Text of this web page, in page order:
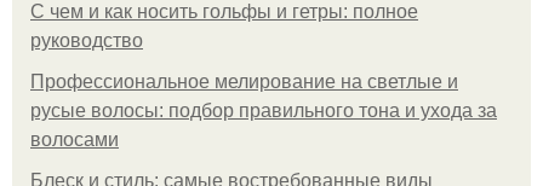
С чем и как носить гольфы и гетры: полное
руководство
Профессиональное мелирование на светлые и
русые волосы: подбор правильного тона и ухода за
волосами
Блеск и стиль: самые востребованные виды